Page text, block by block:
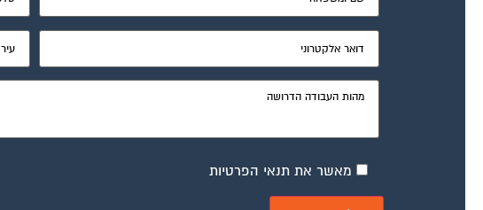
מאשר את תנאי הפרטיות